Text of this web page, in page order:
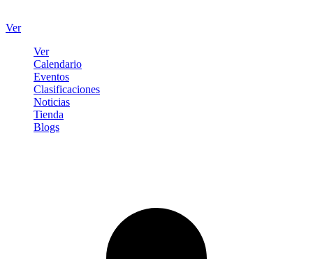
Ver
Ver
Calendario
Eventos
Clasificaciones
Noticias
Tienda
Blogs